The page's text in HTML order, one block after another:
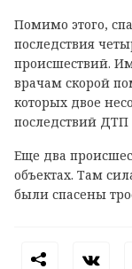
Помимо этого,
последствия
происшествий.
врачам скорой
которых двое
последствий
Еще два
объектах. Там
были спасены